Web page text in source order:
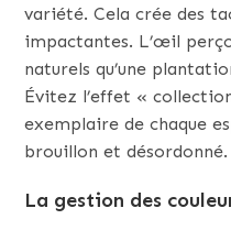
variété. Cela crée des
impactantes. L’œil
naturels qu’une
Évitez l’effet «
exemplaire de chaque
brouillon et désordonné.
La gestion des